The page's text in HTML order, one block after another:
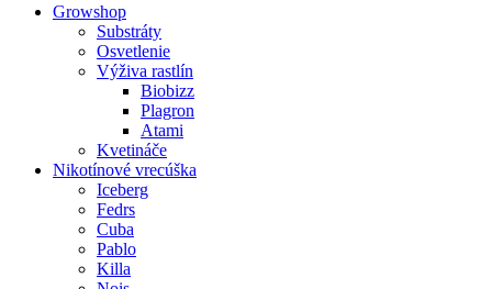
Growshop
Substráty
Osvetlenie
Výživa rastlín
Biobizz
Plagron
Atami
Kvetináče
Nikotínové vrecúška
Iceberg
Fedrs
Cuba
Pablo
Killa